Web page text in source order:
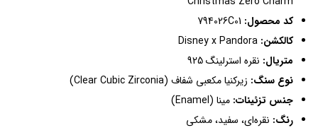
کد محصول:
کالکشن:
متریال: نقره استرلینگ 925
نوع سنگ: زیرکنیا مکعبی شفاف (Clear Cubic Zirconia)
جنس تزئینات: مینا (Enamel)
رنگ: نقره‌ای، سفید، مشکی